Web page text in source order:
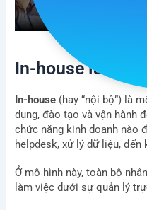
In-house là gì?
In-house(hay “nội bộ”) là
dụng, đào tạo và vận hành
chức năng kinh doanh nào
helpdesk, xử lý dữ liệu, đến
Ở mô hình này, toàn bộ
làm việc dưới sự quản lý